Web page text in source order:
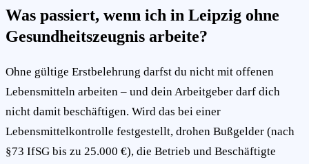
Was passiert, wenn ich in Leipzig ohne
Gesundheitszeugnis arbeite?
Ohne gültige Erstbelehrung darfst du nicht mit offenen
Lebensmitteln arbeiten – und dein Arbeitgeber darf dich
nicht damit beschäftigen. Wird das bei einer
Lebensmittelkontrolle festgestellt, drohen Bußgelder (nach
§73 IfSG bis zu 25.000 €), die Betrieb und Beschäftigte